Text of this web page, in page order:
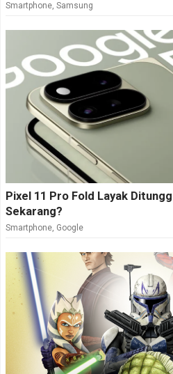
Smartphone, Samsung
Pixel 11 Pro Fold Layak
Sekarang?
Smartphone, Google